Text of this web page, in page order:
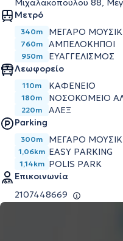
Μιχαλακοπούλου 88,
Μετρό
340m ΜΈΓΑΡΟ
760m ΑΜΠΕΛΌΚΗΠΟΙ
950m
ΕΥΑΓΓΕΛΙΣΜΌΣ
Λεωφορείο
110m ΚΑΦΕΝΕΙΟ
180m ΝΟΣΟΚΟΜΕΙΟ
220m
ΑΛΕΞ
Parking
300m ΜΕΓΆΡΟ
1,06km EASY PARKING
1,14km POLIS PARK
Επικοινωνία
2107448669